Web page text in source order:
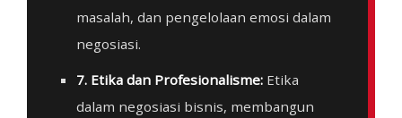
masalah, dan pengelolaan emosi dalam
negosiasi.
7. Etika dan Profesionalisme: Etika
dalam negosiasi bisnis, membangun